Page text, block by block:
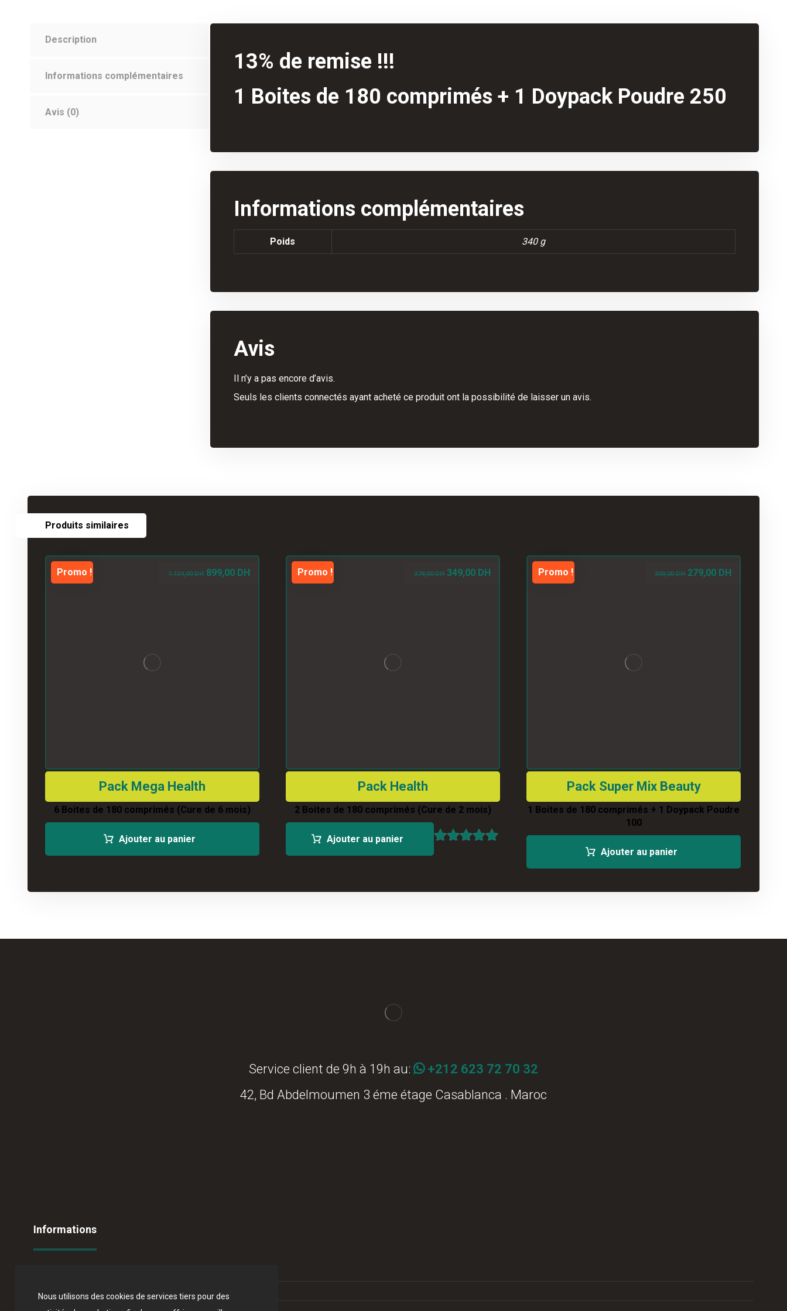
Description
Informations complémentaires
Avis (0)
13% de remise !!!
1 Boites de 180 comprimés + 1 Doypack Poudre 250
Informations complémentaires
Poids 340 g
Avis
Il n’y a pas encore d’avis.
Seuls les clients connectés ayant acheté ce produit ont la possibilité de laisser un avis.
Produits similaires
Promo !
Pack Mega Health
6 Boites de 180 comprimés (Cure de 6 mois)
1.134,00DH 899,00 DH
Ajouter au panier
Promo !
Pack Health
2 Boites de 180 comprimés (Cure de 2 mois)
Note
378,00DH 349,00 DH
Ajouter au panier
Promo !
Pack Super Mix Beauty
1 Boites de 180 comprimés + 1 Doypack Poudre
100
309,00DH 279,00 DH
Ajouter au panier
Service client de 9h à 19h au:
+212 623 72 70 32
42, Bd Abdelmoumen 3 éme étage Casablanca . Maroc
Informations
الشروط العامة للبيع
Nous utilisons des cookies de services tiers pour des